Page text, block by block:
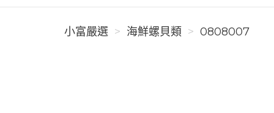
小富嚴選 海鮮螺貝類 0808007